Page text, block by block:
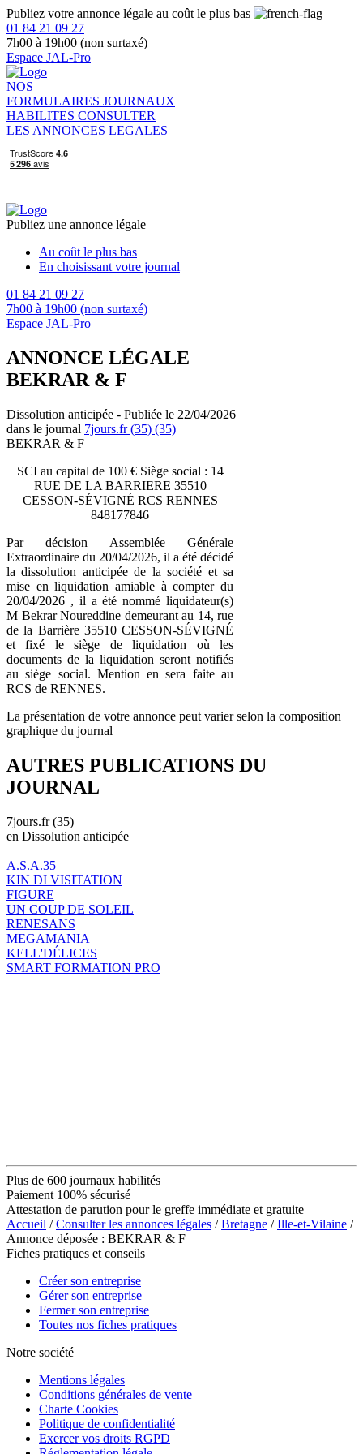
Publiez votre annonce légale au coût le plus bas
01 84 21 09 27
7h00 à 19h00 (non surtaxé)
Espace JAL-Pro
NOS
FORMULAIRES JOURNAUX
HABILITES CONSULTER
LES ANNONCES LEGALES
Publiez une annonce légale
Au coût le plus bas
En choisissant votre journal
01 84 21 09 27
7h00 à 19h00 (non surtaxé)
Espace JAL-Pro
ANNONCE LÉGALE
BEKRAR & F
Dissolution anticipée - Publiée le 22/04/2026
dans le journal 7jours.fr (35) (35)
BEKRAR & F
SCI au capital de 100 € Siège social : 14
RUE DE LA BARRIERE 35510
CESSON-SÉVIGNÉ RCS RENNES
848177846
Par décision Assemblée Générale
Extraordinaire du 20/04/2026, il a été décidé
la dissolution anticipée de la société et sa
mise en liquidation amiable à compter du
20/04/2026 , il a été nommé liquidateur(s)
M Bekrar Noureddine demeurant au 14, rue
de la Barrière 35510 CESSON-SÉVIGNÉ
et fixé le siège de liquidation où les
documents de la liquidation seront notifiés
au siège social. Mention en sera faite au
RCS de RENNES.
La présentation de votre annonce peut varier selon la composition
graphique du journal
AUTRES PUBLICATIONS DU
JOURNAL
7jours.fr (35)
en Dissolution anticipée
A.S.A.35
KIN DI VISITATION
FIGURE
UN COUP DE SOLEIL
RENESANS
MEGAMANIA
KELL'DÉLICES
SMART FORMATION PRO
Plus de 600 journaux habilités
Paiement 100% sécurisé
Attestation de parution pour le greffe immédiate et gratuite
Accueil /Consulter les annonces légales /Bretagne /Ille-et-Vilaine /
Annonce déposée : BEKRAR & F
Fiches pratiques et conseils
Créer son entreprise
Gérer son entreprise
Fermer son entreprise
Toutes nos fiches pratiques
Notre société
Mentions légales
Conditions générales de vente
Charte Cookies
Politique de confidentialité
Exercer vos droits RGPD